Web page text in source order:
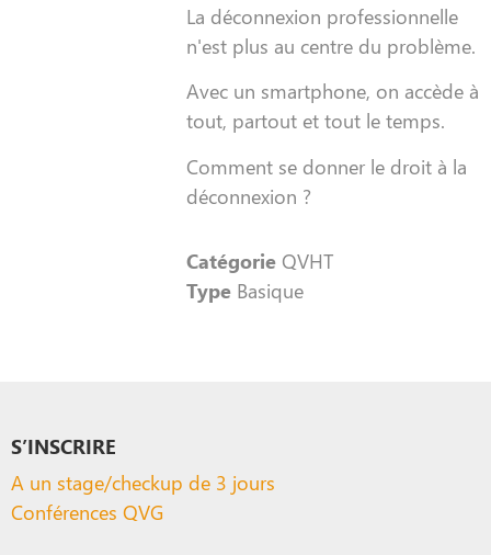
La déconnexion professionnelle
n'est plus au centre du problème.
Avec un smartphone, on accède à
tout, partout et tout le temps.
Comment se donner le droit à la
déconnexion ?
Catégorie QVHT
Type Basique
S’INSCRIRE
A un stage/checkup de 3 jours
Conférences QVG